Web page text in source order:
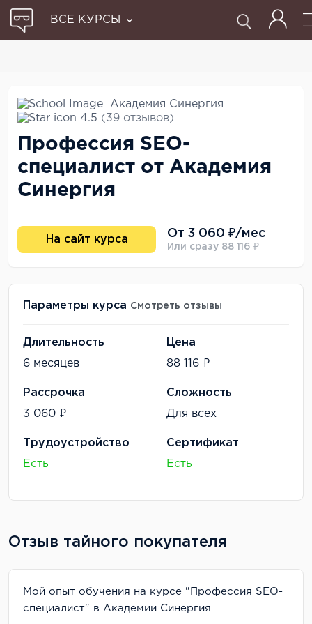
ВСЕ КУРСЫ
Академия Синергия
4.5 (39 отзывов)
Профессия SEO-
специалист от Академия
Синергия
На сайт курса
От 3 060 ₽/мес
Или сразу 88 116 ₽
Параметры курса Смотреть отзывы
Длительность
6 месяцев
Цена
88 116 ₽
Рассрочка
3 060 ₽
Сложность
Для всех
Трудоустройство
Есть
Сертификат
Есть
Отзыв тайного покупателя
Мой опыт обучения на курсе "Профессия SEO-
специалист" в Академии Синергия